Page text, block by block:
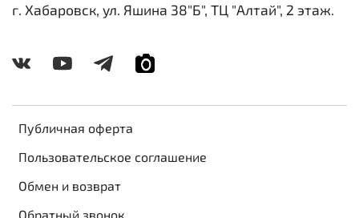
Публичная оферта
Пользовательское соглашение
Обмен и возврат
Обратный звонок
г. Хабаровск, ул. Яшина 38"Б", ТЦ "Алтай", 2 этаж.